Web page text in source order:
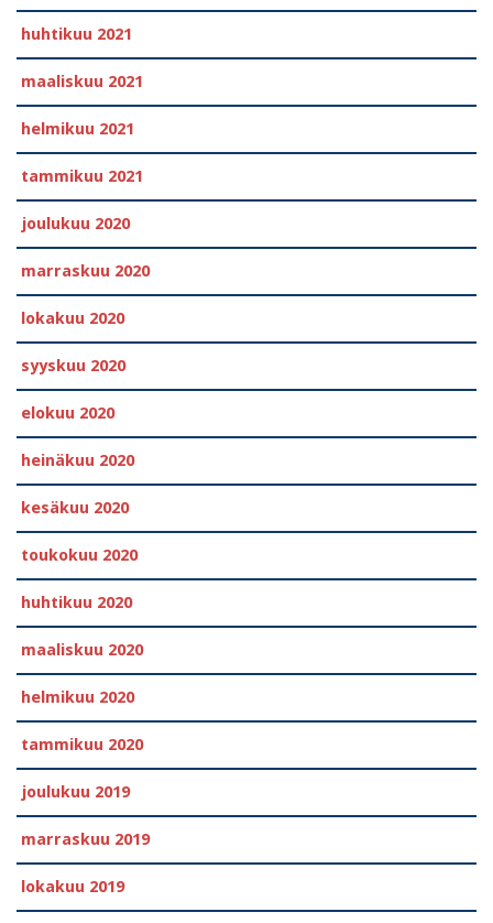
huhtikuu 2021
maaliskuu 2021
helmikuu 2021
tammikuu 2021
joulukuu 2020
marraskuu 2020
lokakuu 2020
syyskuu 2020
elokuu 2020
heinäkuu 2020
kesäkuu 2020
toukokuu 2020
huhtikuu 2020
maaliskuu 2020
helmikuu 2020
tammikuu 2020
joulukuu 2019
marraskuu 2019
lokakuu 2019